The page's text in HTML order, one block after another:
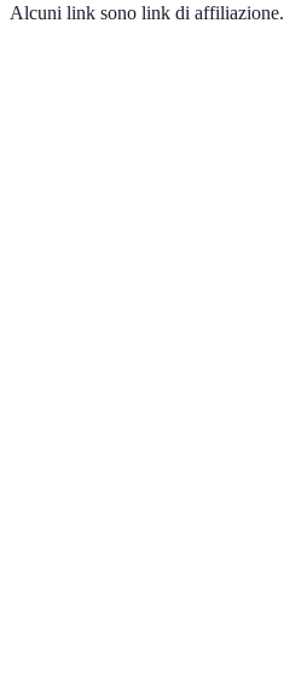
Alcuni link sono link di affiliazione.